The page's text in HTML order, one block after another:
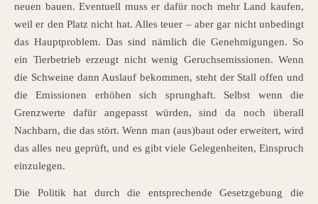
neuen bauen. Eventuell muss er dafür noch mehr Land kaufen,
weil er den Platz nicht hat. Alles teuer – aber gar nicht unbedingt
das Hauptproblem. Das sind nämlich die Genehmigungen. So
ein Tierbetrieb erzeugt nicht wenig Geruchsemissionen. Wenn
die Schweine dann Auslauf bekommen, steht der Stall offen und
die Emissionen erhöhen sich sprunghaft. Selbst wenn die
Grenzwerte dafür angepasst würden, sind da noch überall
Nachbarn, die das stört. Wenn man (aus)baut oder erweitert, wird
das alles neu geprüft, und es gibt viele Gelegenheiten, Einspruch
einzulegen.
Die Politik hat durch die entsprechende Gesetzgebung die